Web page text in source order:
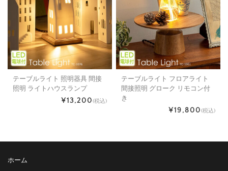
テーブルライト 照明器具 間接
照明 ライトハウスランプ
¥13,200(税込)
テーブルライト フロアライト
間接照明 グローク リモコン付
き
¥19,800(税込)
ホーム